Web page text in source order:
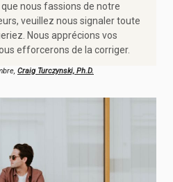
nous fassions de notre
veuillez nous signaler toute
Nous apprécions vos
efforcerons de la corriger.
Craig Turczynski, Ph.D.